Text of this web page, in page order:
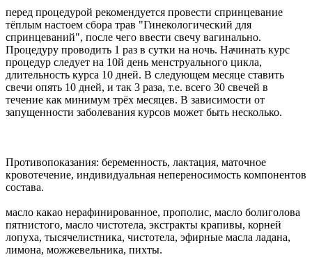
перед процедурой рекомендуется провести спринцевание
тёплым настоем сбора трав "Гинекологический для
спринцеваний", после чего ввести свечу вагинально.
Процедуру проводить 1 раз в сутки на ночь. Начинать курс
процедур следует на 10й день менструального цикла,
длительность курса 10 дней. В следующем месяце ставить
свечи опять 10 дней, и так 3 раза, т.е. всего 30 свечей в
течение как минимум трёх месяцев. В зависимости от
запущенности заболевания курсов может быть несколько.
Противопоказания: беременность, лактация, маточное
кровотечение, индивидуальная непереносимость компонентов
состава.
масло какао нерафинированное, прополис, масло болиголова
пятнистого, масло чистотела, экстракты крапивы, корней
лопуха, тысячелистника, чистотела, эфирные масла ладана,
лимона, можжевельника, пихты.